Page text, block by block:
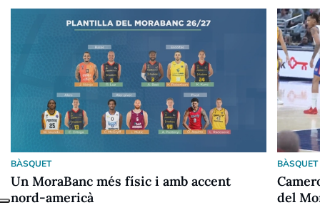
BÀSQUET
Un MoraBanc més físic i amb accent
nord-americà
BÀSQUET
del